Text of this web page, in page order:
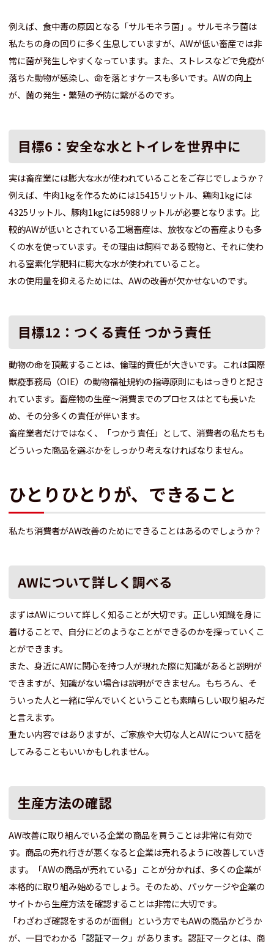
例えば、食中毒の原因となる「サルモネラ菌」。サルモネラ菌は
私たちの身の回りに多く生息していますが、AWが低い畜産では非
常に菌が発生しやすくなっています。また、ストレスなどで免疫が
落ちた動物が感染し、命を落とすケースも多いです。AWの向上
が、菌の発生・繁殖の予防に繋がるのです。
目標6：安全な水とトイレを世界中に
実は畜産業には膨大な水が使われていることをご存じでしょうか？
例えば、牛肉1kgを作るためには15415リットル、鶏肉1kgには
4325リットル、豚肉1kgには5988リットルが必要となります。比
較的AWが低いとされている工場畜産は、放牧などの畜産よりも多
くの水を使っています。その理由は飼料である穀物と、それに使わ
れる窒素化学肥料に膨大な水が使われていること。
水の使用量を抑えるためには、AWの改善が欠かせないのです。
目標12：つくる責任 つかう責任
動物の命を頂戴することは、倫理的責任が大きいです。これは国際
獣疫事務局（OIE）の動物福祉規約の指導原則にもはっきりと記さ
れています。畜産物の生産～消費までのプロセスはとても長いた
め、その分多くの責任が伴います。
畜産業者だけではなく、「つかう責任」として、消費者の私たちも
どういった商品を選ぶかをしっかり考えなければなりません。
ひとりひとりが、できること
私たち消費者がAW改善のためにできることはあるのでしょうか？
AWについて詳しく調べる
まずはAWについて詳しく知ることが大切です。正しい知識を身に
着けることで、自分にどのようなことができるのかを探っていくこ
とができます。
また、身近にAWに関心を持つ人が現れた際に知識があると説明が
できますが、知識がない場合は説明ができません。もちろん、そ
ういった人と一緒に学んでいくということも素晴らしい取り組みだ
と言えます。
重たい内容ではありますが、ご家族や大切な人とAWについて話を
してみることもいいかもしれません。
生産方法の確認
AW改善に取り組んでいる企業の商品を買うことは非常に有効で
す。商品の売れ行きが悪くなると企業は売れるように改善していき
ます。「AWの商品が売れている」ことが分かれば、多くの企業が
本格的に取り組み始めるでしょう。そのため、パッケージや企業の
サイトから生産方法を確認することは非常に大切です。
「わざわざ確認をするのが面倒」という方でもAWの商品かどうか
が、一目でわかる「認証マーク 」があります。認証マークとは、商